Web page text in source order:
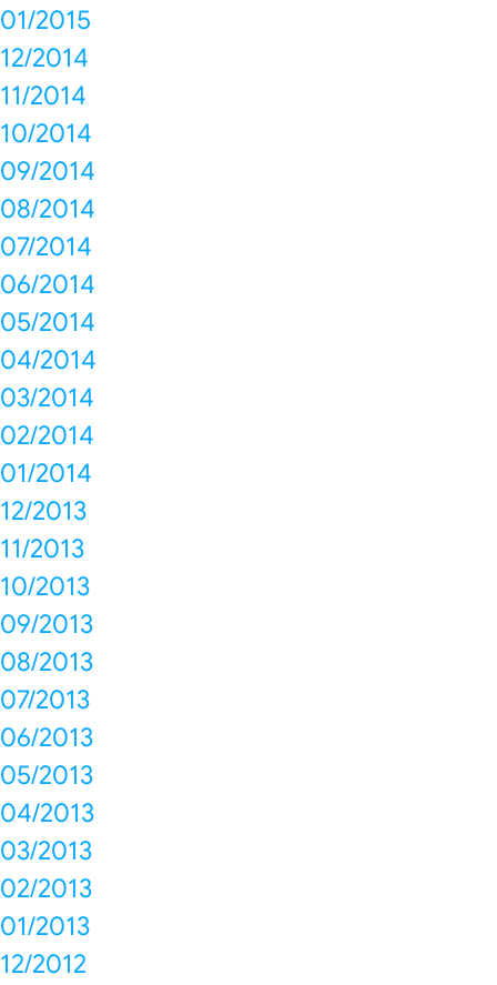
01/2015
12/2014
11/2014
10/2014
09/2014
08/2014
07/2014
06/2014
05/2014
04/2014
03/2014
02/2014
01/2014
12/2013
11/2013
10/2013
09/2013
08/2013
07/2013
06/2013
05/2013
04/2013
03/2013
02/2013
01/2013
12/2012